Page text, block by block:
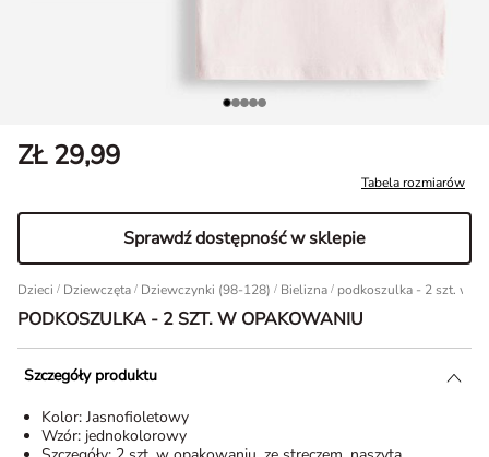
ZŁ 29,99
Tabela rozmiarów
Sprawdź dostępność w sklepie
Dzieci / Dziewczęta / Dziewczynki (98-128) / Bielizna podkoszulka - 2 szt. w
PODKOSZULKA - 2 SZT. W OPAKOWANIU
Szczegóły produktu
Kolor: Jasnofioletowy
Wzór: jednokolorowy